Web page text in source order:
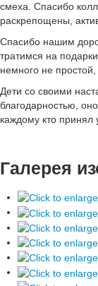
смеха. Спасибо
раскрепощены,
Спасибо нашим
тратимся на
немного не
Дети со своими
благодарностью,
каждому кто принял
Галерея